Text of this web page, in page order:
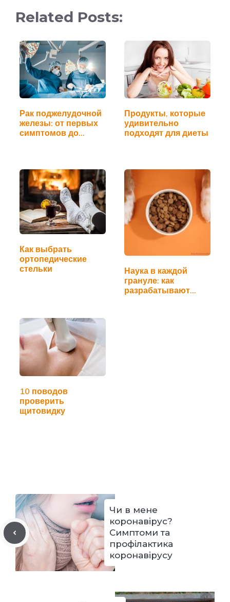
Related Posts:
Рак поджелудочной
железы: от первых
симптомов до…
Продукты, которые
удивительно
подходят для диеты
Как выбрать
ортопедические
стельки
Наука в каждой
грануле: как
разрабатывают
10 поводов
проверить
щитовидку
Чи в мене
коронавірус?
Симптоми та
профілактика
коронавірусу